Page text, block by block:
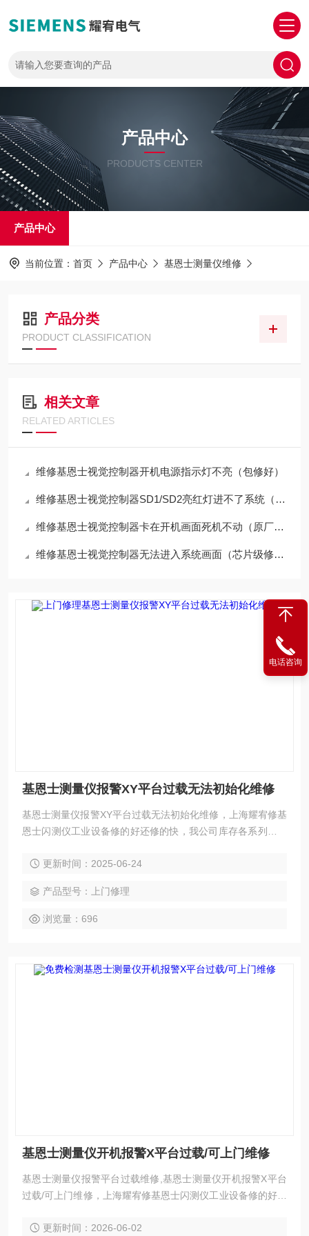
产品中心
PRODUCTS CENTER
产品中心
当前位置： 首页 产品中心 基恩士测量仪维修
产品分类
PRODUCT CLASSIFICATION
相关文章
RELATED ARTICLES
维修基恩士视觉控制器开机电源指示灯不亮（包修好）
维修基恩士视觉控制器SD1/SD2亮红灯进不了系统（包修好）
维修基恩士视觉控制器卡在开机画面死机不动（原厂配件修理）
维修基恩士视觉控制器无法进入系统画面（芯片级修理）
基恩士测量仪报警XY平台过载无法初始化维修
基恩士测量仪报警XY平台过载无法初始化维修，上海耀宥修基
恩士闪测仪工业设备修的好还修的快，我公司库存各系列西门
厂，修好不易坏，很多修好用到报废都有。如果需要维修可以
都齐全，在加上基恩士维修团队，可以确保闪测仪维修成功
率，公司以合理的价格、良好的信誉，已得到同行及基恩士用
更新时间：2025-06-24
产品型号：上门修理
浏览量：696
基恩士测量仪开机报警X平台过载/可上门维修
基恩士测量仪报警平台过载维修,基恩士测量仪开机报警X平台
过载/可上门维修，上海耀宥修基恩士闪测仪工业设备修的好还
块，电容，芯片等核心配件都是原厂，修好不易坏，很多修好
更新时间：2026-06-02
电话咨询